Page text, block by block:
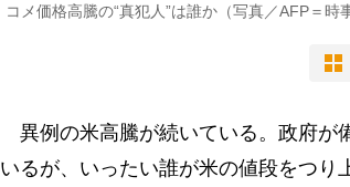
コメ価格高騰の“真犯人”は誰か（写真／AFP＝時
異例の米高騰が続いている。政府が
いるが、いったい誰が米の値段をつ